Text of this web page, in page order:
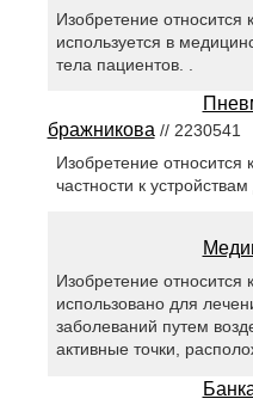
Изобретение относится
используется в
тела пациентов. .
бражникова// 2230541
Изобретение относится
частности к
Изобретение
использовано для
заболеваний путем
активные точки,